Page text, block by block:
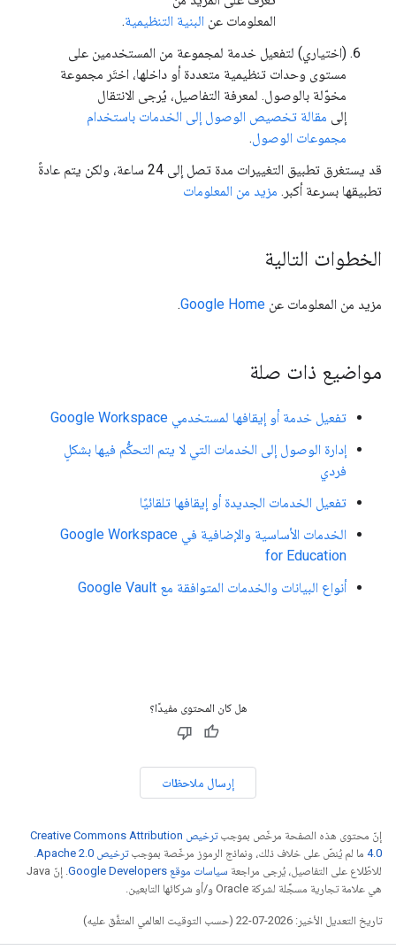
المعلومات عن البنية التنظيمية.
(اختياري) لتفعيل خدمة لمجموعة من المستخدمين على
مستوى وحدات تنظيمية متعددة أو داخلها، اختَر مجموعة
مخوّلة بالوصول. لمعرفة التفاصيل، يُرجى الانتقال
إلى مقالة تخصيص الوصول إلى الخدمات باستخدام
مجموعات الوصول.
قد يستغرق تطبيق التغييرات مدة تصل إلى 24 ساعة، ولكن يتم عادةً
تطبيقها بسرعة أكبر. مزيد من المعلومات
الخطوات التالية
مزيد من المعلومات عن Google Home
.
مواضيع ذات صلة
تفعيل خدمة أو إيقافها لمستخدمي Google Workspace
إدارة الوصول إلى الخدمات التي لا يتم التحكُّم فيها بشكلٍ
فردي
تفعيل الخدمات الجديدة أو إيقافها تلقائيًا
الخدمات الأساسية والإضافية في Google Workspace
for Education
أنواع البيانات والخدمات المتوافقة مع Google Vault
هل كان المحتوى مفيدًا؟
إرسال ملاحظات
إنّ محتوى هذه الصفحة مرخّص بموجب
ترخيص Creative Commons Attribution
4.0‏ ما لم يُنصّ على خلاف ذلك، ونماذج الرموز مرخّصة بموجبترخيص Apache 2.0‏
.
للاطّلاع على التفاصيل، يُرجى مراجعة سياسات موقع Google Developers‏
. إنّ Java
هي علامة تجارية مسجَّلة لشركة Oracle و/أو شركائها التابعين.
تاريخ التعديل الأخير: 2026-07-22 (حسب التوقيت العالمي المتفَّق عليه)